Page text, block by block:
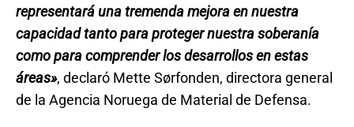
representará una tremenda mejora en nuestra
capacidad tanto para proteger nuestra soberanía
como para comprender los desarrollos en estas
áreas», declaró Mette Sørfonden, directora general
de la Agencia Noruega de Material de Defensa.